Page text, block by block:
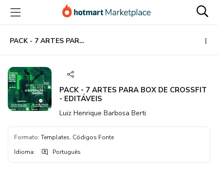
para
conteúdo
principal
para
pagamento
para
rodapé
PACK - 7 ARTES PARA BOX DE CROSSFIT - EDITÁVEIS
PACK - 7 ARTES PARA BOX DE CROSSFIT
- EDITÁVEIS
Luiz Henrique Barbosa Berti
Formato: Templates, Códigos Fonte
Idioma: Português